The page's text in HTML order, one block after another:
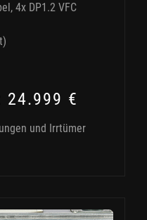
4x DP1.2 VFC
24.999 €
und Irrtümer